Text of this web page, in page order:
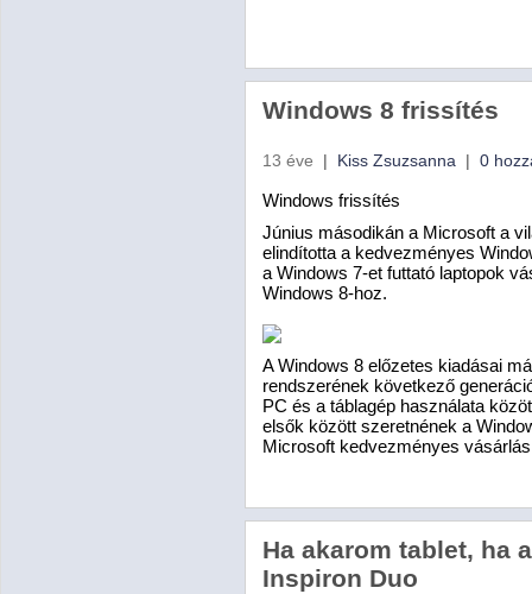
Windows 8 frissítés
13 éve | Kiss Zsuzsanna | 0
Windows frissítés
Június másodikán a Microsoft a
elindította a kedvezményes
a Windows 7-et futtató laptopok
Windows 8-hoz.
A Windows 8 előzetes kiadásai
rendszerének következő
PC és a táblagép használata
elsők között szeretnének a
Microsoft kedvezményes
Ha akarom tablet, ha
Inspiron Duo